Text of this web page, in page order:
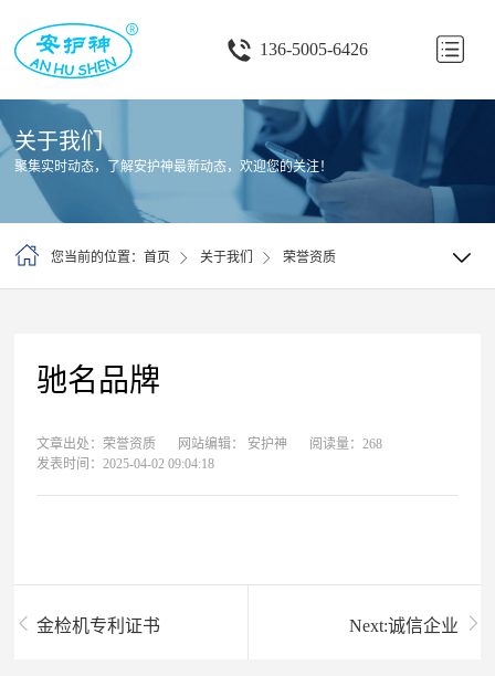
136-5005-6426
首
关
于
产关于我们
聚集实时动态，了解安护神最新动态，欢迎您的关注！
您当前的位置：首页 关于我们 荣誉资质
驰名品牌
文章出处：荣誉资质 网站编辑： 安护神
阅读量：268
发表时间：2025-04-02 09:04:18
金检机专利证书 Next:诚信企业